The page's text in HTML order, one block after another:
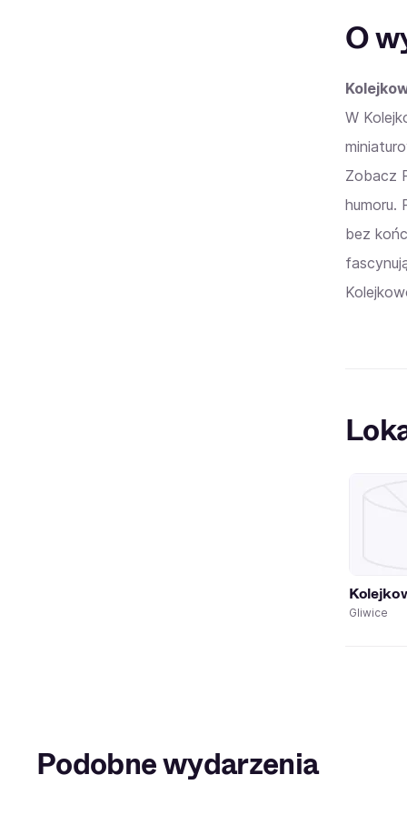
O
W
Zobacz
humoru.
bez
Gliwice
Podobne wydarzenia